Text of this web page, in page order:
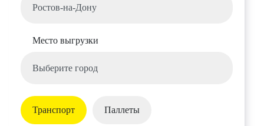
Место выгрузки
Транспорт Паллеты